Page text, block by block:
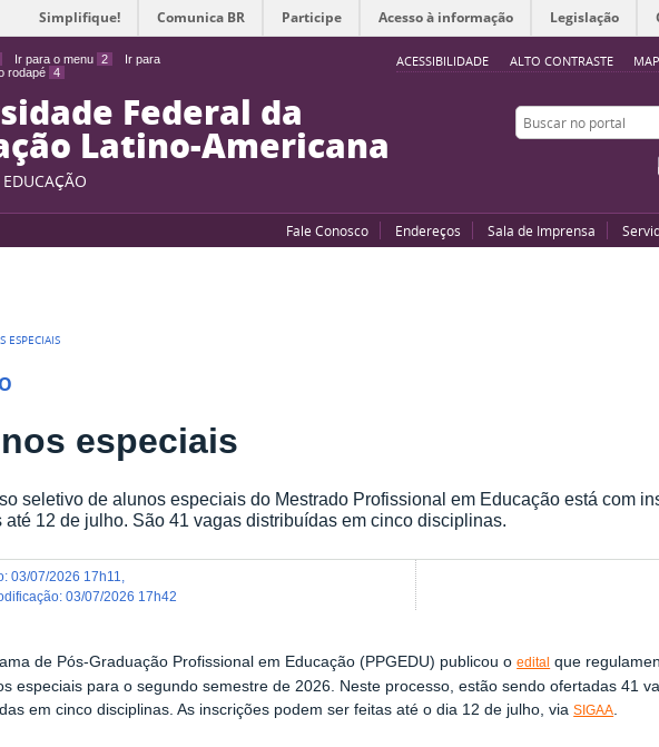
Ir para o menu 2
Ir para
rodapé 4
ACESSIBILIDADE ALTO CONTRASTE
Simplifique! Comunica BR Participe Acesso à informação Legislação
Federal da
Latino-Americana
Buscar no portal
Fale Conosco Endereços Sala de Imprensa
ESPECIAIS
especiais
seletivo de alunos especiais do Mestrado Profissional em Educação está com
até 12 de julho. São 41 vagas distribuídas em cinco disciplinas.
:03/07/2026 17h11
:03/07/2026 17h42
de Pós-Graduação Profissional em Educação (PPGEDU) publicou oedital que
especiais para o segundo semestre de 2026. Neste processo, estão sendo ofertadas 41
em cinco disciplinas. As inscrições podem ser feitas até o dia 12 de julho, viaSIGAA